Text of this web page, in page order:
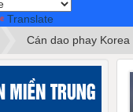
Translate
Cán dao phay Korea